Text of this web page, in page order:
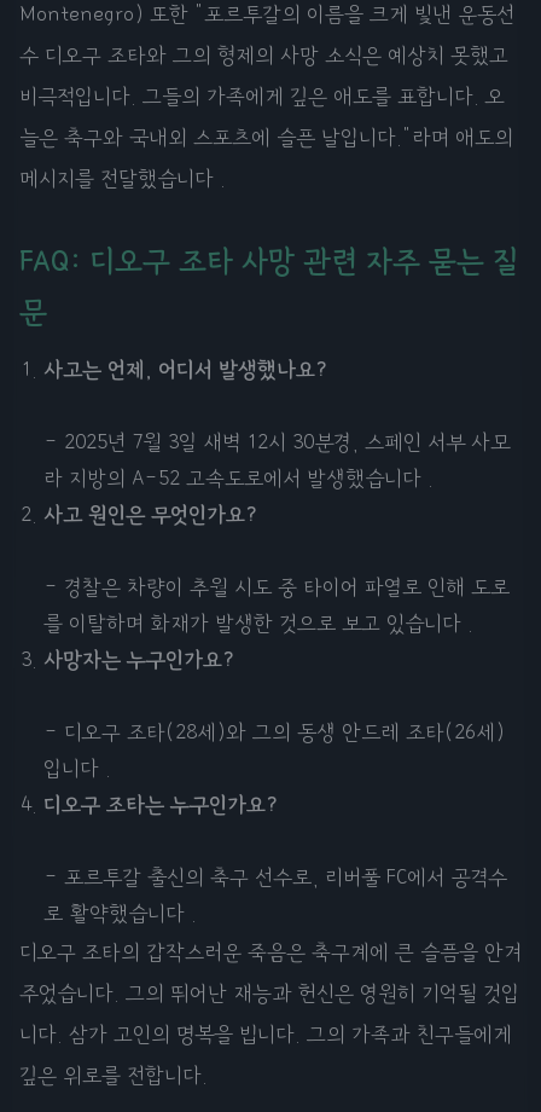
Montenegro) 또한 "포르투갈의 이름을 크게 빛낸 운동선
수 디오구 조타와 그의 형제의 사망 소식은 예상치 못했고
비극적입니다. 그들의 가족에게 깊은 애도를 표합니다. 오
늘은 축구와 국내외 스포츠에 슬픈 날입니다."라며 애도의
메시지를 전달했습니다 .
FAQ: 디오구 조타 사망 관련 자주 묻는 질
문
사고는 언제, 어디서 발생했나요?
- 2025년 7월 3일 새벽 12시 30분경, 스페인 서부 사모
라 지방의 A-52 고속도로에서 발생했습니다 .
사고 원인은 무엇인가요?
- 경찰은 차량이 추월 시도 중 타이어 파열로 인해 도로
를 이탈하며 화재가 발생한 것으로 보고 있습니다 .
사망자는 누구인가요?
- 디오구 조타(28세)와 그의 동생 안드레 조타(26세)
입니다 .
디오구 조타는 누구인가요?
- 포르투갈 출신의 축구 선수로, 리버풀 FC에서 공격수
로 활약했습니다 .
디오구 조타의 갑작스러운 죽음은 축구계에 큰 슬픔을 안겨
주었습니다. 그의 뛰어난 재능과 헌신은 영원히 기억될 것입
니다. 삼가 고인의 명복을 빕니다. 그의 가족과 친구들에게
깊은 위로를 전합니다.